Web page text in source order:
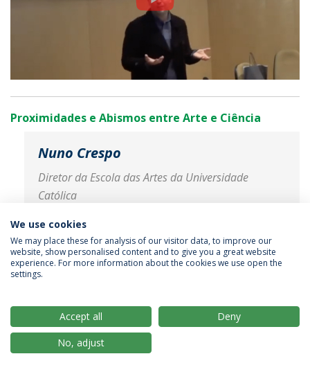
Proximidades e Abismos entre Arte e Ciência
Nuno Crespo
Diretor da Escola das Artes da Universidade
Católica
Professora Associada da Escola Superior de
Biotecnologia da Universidade Católica
We use cookies
We may place these for analysis of our visitor data, to improve our
website, show personalised content and to give you a great website
experience. For more information about the cookies we use open the
settings.
Accept all
Deny
No, adjust